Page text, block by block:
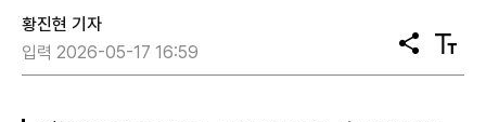
황진현 기자
입력 2026-05-17 16:59
공
유
텍
스